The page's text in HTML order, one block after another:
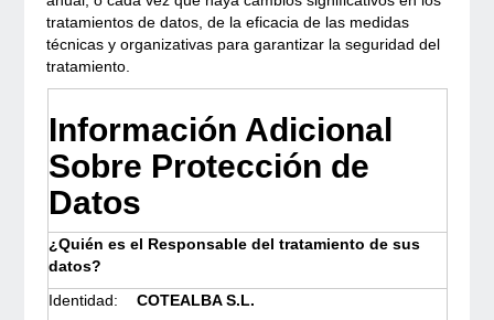
tratamientos de datos, de la eficacia de las medidas
técnicas y organizativas para garantizar la seguridad del
tratamiento.
Información Adicional
Sobre Protección de
Datos
¿Quién es el Responsable del tratamiento de sus
datos?
Identidad:
COTEALBA S.L.